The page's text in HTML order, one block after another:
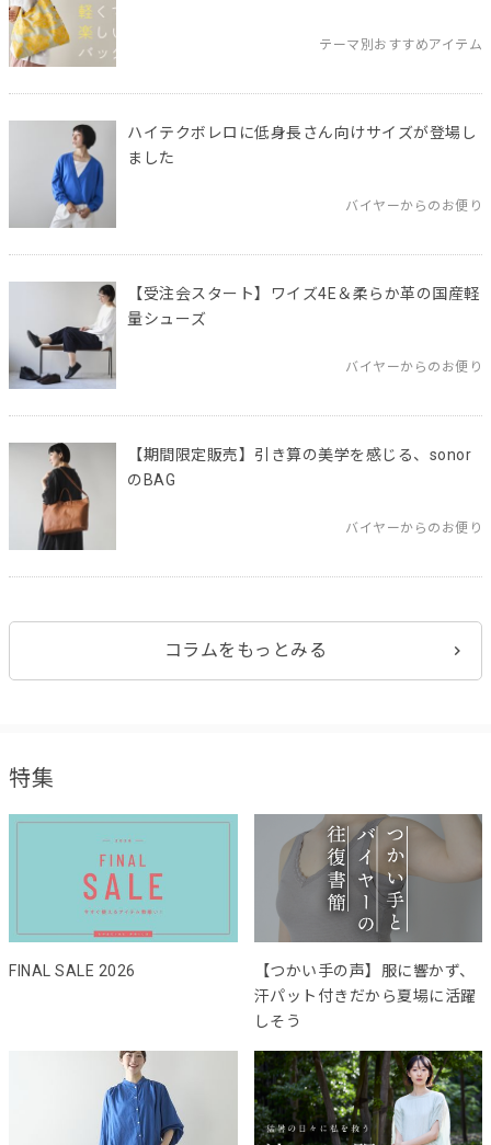
テーマ別おすすめアイテム
ハイテクボレロに低身長さん向けサイズが登場し
ました
バイヤーからのお便り
【受注会スタート】ワイズ4E＆柔らか革の国産軽
量シューズ
バイヤーからのお便り
【期間限定販売】引き算の美学を感じる、sonor
のBAG
バイヤーからのお便り
コラムをもっとみる
特集
FINAL SALE 2026
【つかい手の声】服に響かず、
汗パット付きだから夏場に活躍
しそう